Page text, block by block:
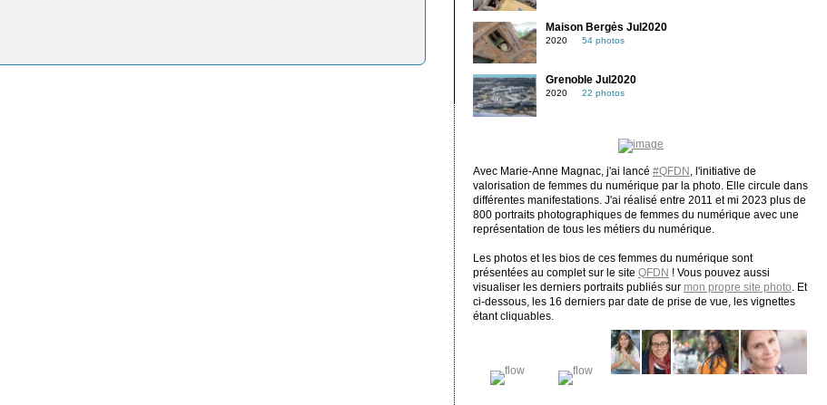
Maison Bergès Jul2020
2020 54 photos
Grenoble Jul2020
2020 22 photos
Avec Marie-Anne Magnac, j'ai lancé #QFDN
, l'initiative de
valorisation de femmes du numérique par la photo. Elle circule dans
différentes manifestations. J'ai réalisé entre 2011 et mi 2023 plus de
800 portraits photographiques de femmes du numérique avec une
représentation de tous les métiers du numérique.
Les photos et les bios de ces femmes du numérique sont
présentées au complet sur le site QFDN ! Vous pouvez aussi
visualiser les derniers portraits publiés sur mon propre site photo . Et
ci-dessous, les 16 derniers par date de prise de vue, les vignettes
étant cliquables.